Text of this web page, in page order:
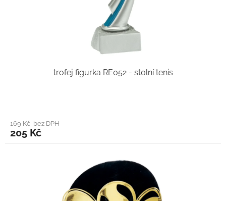
trofej figurka RE052 - stolní tenis
169 Kč bez DPH
205 Kč